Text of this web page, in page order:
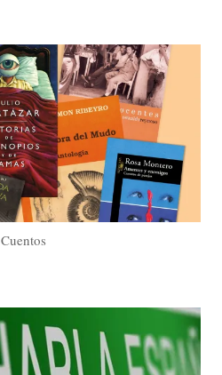
Cuentos